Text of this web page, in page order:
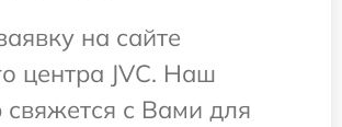
на сайте
центра JVC. Наш
с Вами для